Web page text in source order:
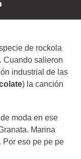
de rockola
Cuando salieron
industrial de las
) la canción
moda en ese
Marina
Por eso pe pe pe